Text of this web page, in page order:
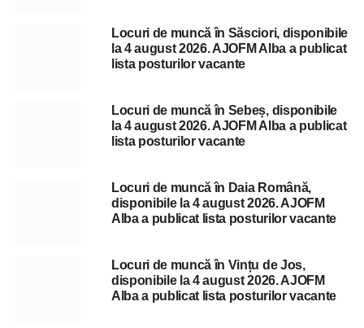
Locuri de muncă în Săsciori, disponibile
la 4 august 2026. AJOFM Alba a publicat
lista posturilor vacante
Locuri de muncă în Sebeș, disponibile
la 4 august 2026. AJOFM Alba a publicat
lista posturilor vacante
Locuri de muncă în Daia Română,
disponibile la 4 august 2026. AJOFM
Alba a publicat lista posturilor vacante
Locuri de muncă în Vințu de Jos,
disponibile la 4 august 2026. AJOFM
Alba a publicat lista posturilor vacante